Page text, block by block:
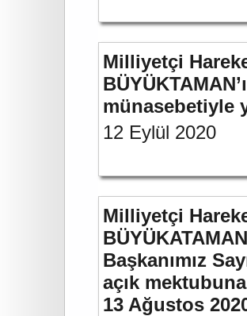
Milliyetçi
münasebetiyle
12 Eylül 2020
Milliyetçi
Başkanımız
açık
13 Ağustos